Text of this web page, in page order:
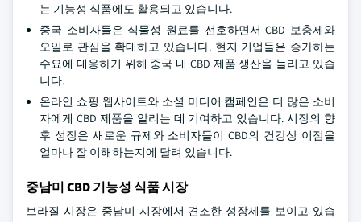
는 기능성 식품에도 활용되고 있습니다.
중국 소비자들은 식물성 원료를 선호하면서 CBD 보충제와
오일로 관심을 확대하고 있습니다. 현지 기업들은 증가하는
수요에 대응하기 위해 중국 내 CBD 제품 생산을 늘리고 있습
니다.
온라인 쇼핑 웹사이트와 소셜 미디어 캠페인은 더 많은 소비
자에게 CBD 제품을 알리는 데 기여하고 있습니다. 시장의 향
후 성장은 새로운 규제와 소비자들이 CBD의 건강상 이점을
얼마나 잘 이해하는지에 달려 있습니다.
중남미 CBD 기능성 식품 시장
브라질 시장은 중남미 시장에서 견조한 성장세를 보이고 있습